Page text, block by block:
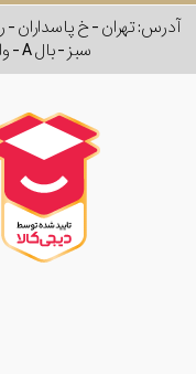
سایز
باتری
سبز - بال A - واحد ۷۱۱